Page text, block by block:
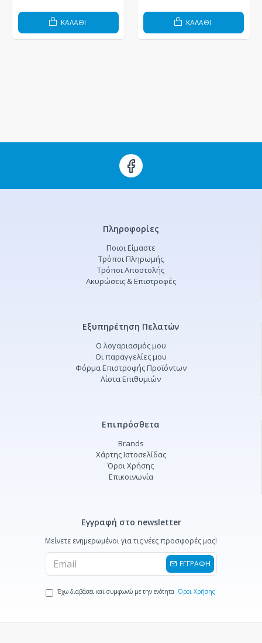
ΚΑΛΆΘΙ ΚΑΛΆΘΙ
Πληροφορίες
Ποιοι Είμαστε
Τρόποι Πληρωμής
Τρόποι Αποστολής
Ακυρώσεις & Επιστροφές
Εξυπηρέτηση Πελατών
Ο λογαριασμός μου
Οι παραγγελίες μου
Φόρμα Επιστροφής Προϊόντων
Λίστα Επιθυμιών
Επιπρόσθετα
Brands
Χάρτης Ιστοσελίδας
Όροι Χρήσης
Επικοινωνία
Εγγραφή στο newsletter
Μείνετε ενημερωμένοι για τις νέες προσφορές μας!
ΕΓΓΡΑΦΗ
Έχω διαβάσει και συμφωνώ με την ενότητα Όροι Χρήσης